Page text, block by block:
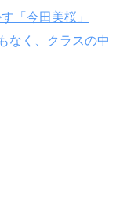
「今田美桜」
なく、クラスの中